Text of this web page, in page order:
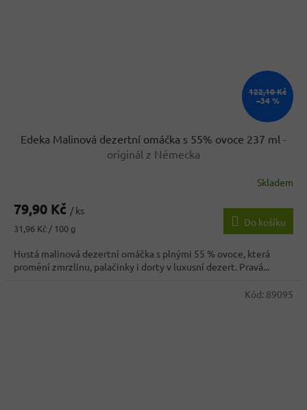
122,10 Kč
–34 %
Edeka Malinová dezertní omáčka s 55% ovoce 237 ml -
originál z Německa
Skladem
79,90 Kč / ks
Měrná
31,96 Kč / 100 g
Do košíku
Hustá malinová dezertní omáčka s plnými 55 % ovoce, která
promění zmrzlinu, palačinky i dorty v luxusní dezert. Pravá...
Kód: 89095